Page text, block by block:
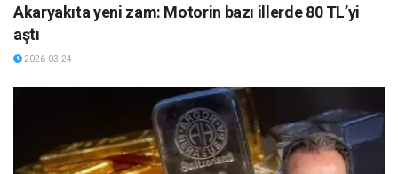
Akaryakıta yeni zam: Motorin bazı illerde 80 TL’yi
aştı
2026-03-24